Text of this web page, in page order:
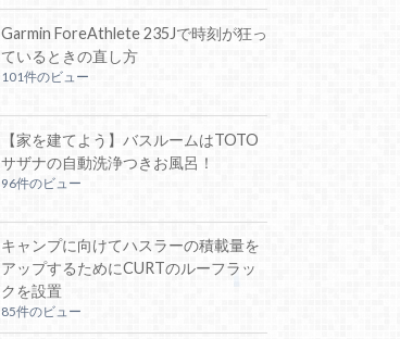
Garmin ForeAthlete 235Jで時刻が狂っ
ているときの直し方
101件のビュー
【家を建てよう】バスルームはTOTO
サザナの自動洗浄つきお風呂！
96件のビュー
キャンプに向けてハスラーの積載量を
アップするためにCURTのルーフラッ
クを設置
85件のビュー